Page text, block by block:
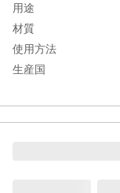
用途
材質
使用方法
生産国